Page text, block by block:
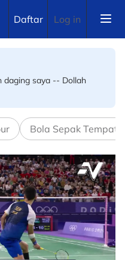
Daftar Log in
saya -- Dollah
Bola Sepak